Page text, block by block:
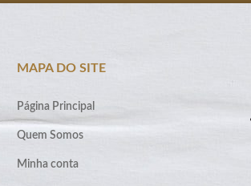
MAPA DO SITE
Página Principal
Quem Somos
Minha conta